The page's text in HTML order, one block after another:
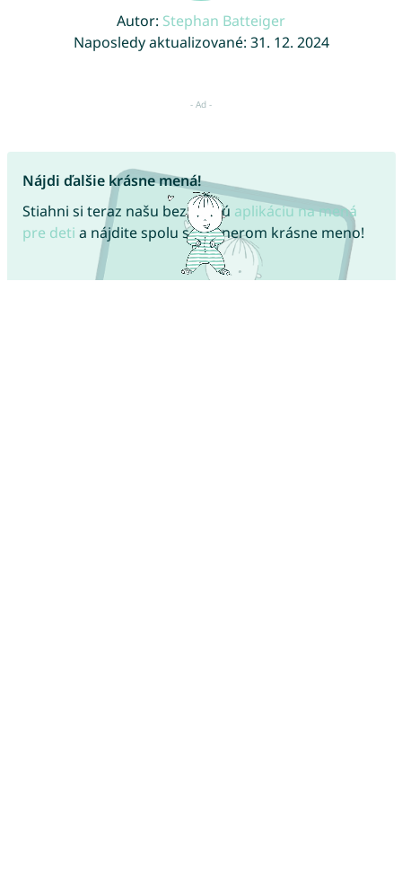
Autor: Stephan Batteiger
Naposledy aktualizované: 31. 12. 2024
Nájdi ďalšie krásne mená!
Stiahni si teraz našu bezplatnú aplikáciu na mená
pre deti a nájdite spolu s partnerom krásne meno!